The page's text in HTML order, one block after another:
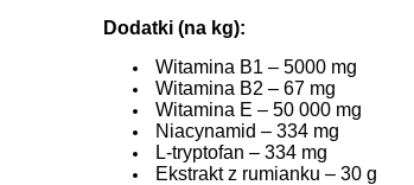
Dodatki (na kg):
Witamina B1 – 5000 mg
Witamina B2 – 67 mg
Witamina E – 50 000 mg
Niacynamid – 334 mg
L-tryptofan – 334 mg
Ekstrakt z rumianku – 30 g